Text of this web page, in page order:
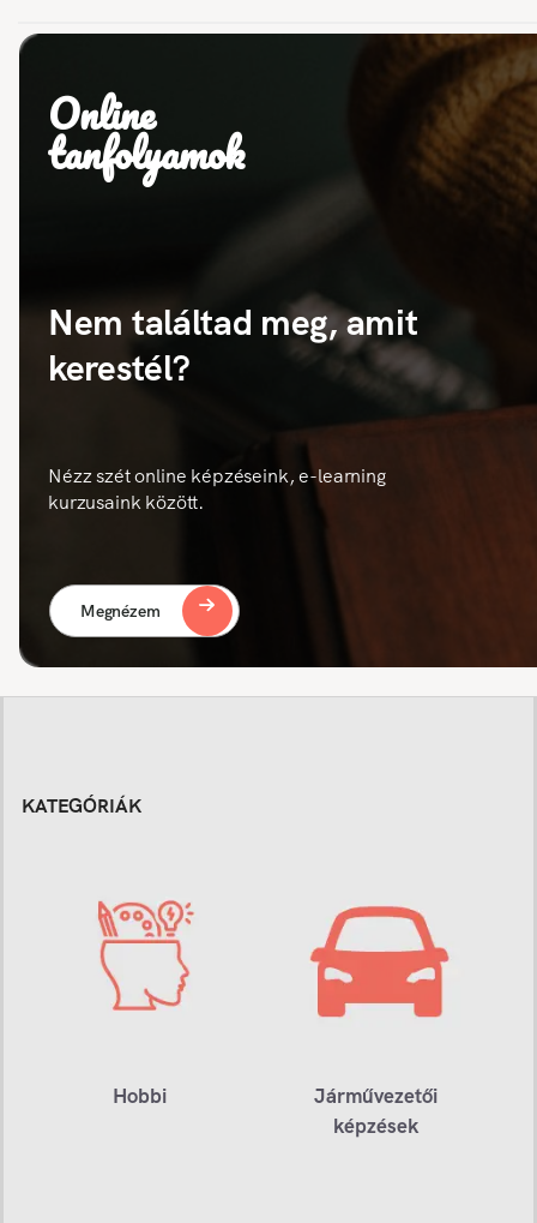
Online
tanfolyamok
Nem találtad meg, amit
kerestél?
Nézz szét online képzéseink, e-learning
kurzusaink között.
Megnézem
KATEGÓRIÁK
Hobbi
Járművezetői
képzések